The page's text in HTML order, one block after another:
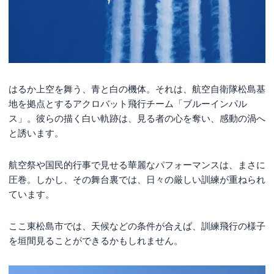
はるか上空を舞う、青と白の機体。それは、航空自衛隊松島基
地を拠点とするアクロバット飛行チーム「ブルーインパル
ス」。彼らの描く白い軌跡は、見る者の心を奪い、感動の渦へ
と誘います。
航空祭や国民的行事で見せる華麗なパフォーマンスは、まさに
圧巻。しかし、その舞台裏では、日々の厳しい訓練が重ねられ
ています。
ここ東松島市では、天候などの条件が合えば、訓練飛行の様子
を垣間見ることができるかもしれません。